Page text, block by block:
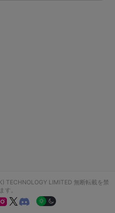
LIMITED 無断転載を禁
す。
 